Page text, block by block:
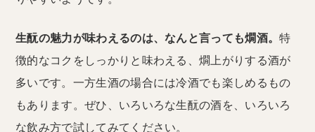
生酛の魅力が味わえるのは、なんと言っても燗酒。特
徴的なコクをしっかりと味わえる、燗上がりする酒が
多いです。一方生酒の場合には冷酒でも楽しめるもの
もあります。ぜひ、いろいろな生酛の酒を、いろいろ
な飲み方で試してみてください。